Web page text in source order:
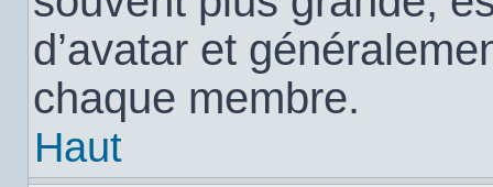
d’avatar et
chaque membre.
Haut